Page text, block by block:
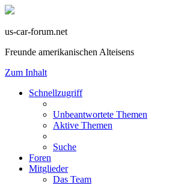
us-car-forum.net
Freunde amerikanischen Alteisens
Zum Inhalt
Schnellzugriff
Unbeantwortete Themen
Aktive Themen
Suche
Foren
Mitglieder
Das Team